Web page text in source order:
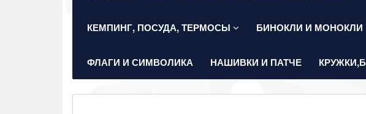
КЕМПИНГ, ПОСУДА, ТЕРМОСЫ БИНОКЛИ И МОНОКЛИ
ФЛАГИ И СИМВОЛИКА НАШИВКИ И ПАТЧЕ